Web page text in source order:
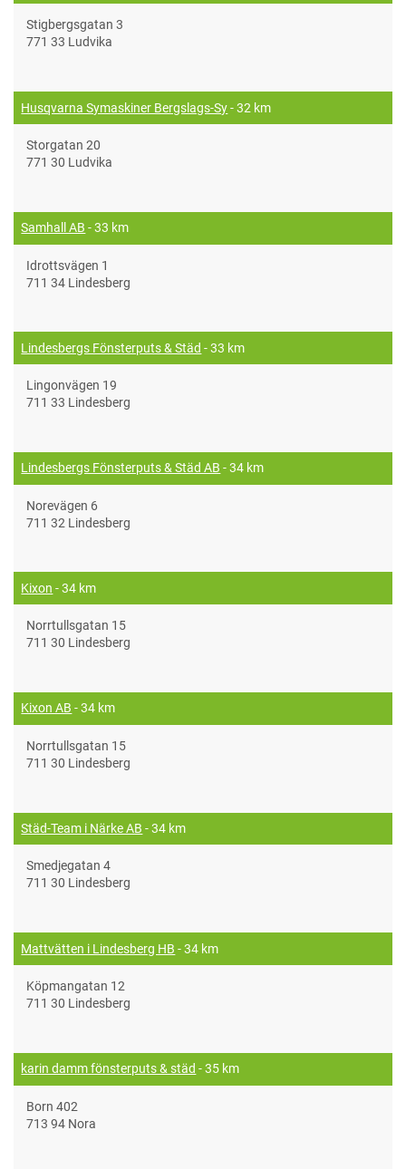
Stigbergsgatan 3
771 33 Ludvika
Husqvarna Symaskiner Bergslags-Sy- 32 km
Storgatan 20
771 30 Ludvika
Samhall AB - 33 km
Idrottsvägen 1
711 34 Lindesberg
Lindesbergs Fönsterputs & Städ - 33 km
Lingonvägen 19
711 33 Lindesberg
Lindesbergs Fönsterputs & Städ AB - 34 km
Norevägen 6
711 32 Lindesberg
Kixon - 34 km
Norrtullsgatan 15
711 30 Lindesberg
Kixon AB - 34 km
Norrtullsgatan 15
711 30 Lindesberg
Städ-Team i Närke AB - 34 km
Smedjegatan 4
711 30 Lindesberg
Mattvätten i Lindesberg HB - 34 km
Köpmangatan 12
711 30 Lindesberg
karin damm fönsterputs & städ - 35 km
Born 402
713 94 Nora